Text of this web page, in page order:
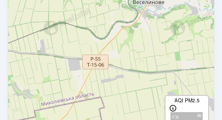
AQI PM2.5
с/д 88